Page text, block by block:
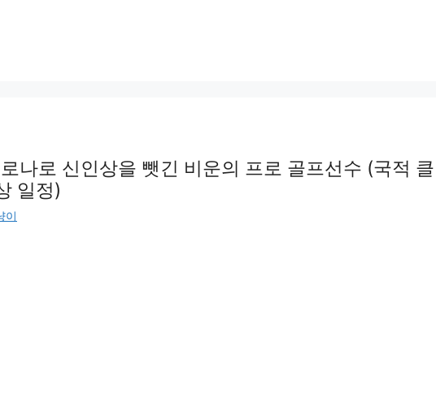
나로 신인상을 뺏긴 비운의 프로 골프선수 (국적 클
일정)
이